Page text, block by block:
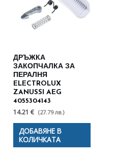
ДРЪЖКА
ЗАКОПЧАЛКА ЗА
ПЕРАЛНЯ
ELECTROLUX
ZANUSSI AEG
4055304143
14.21 € (27.79 лв.)
ДОБАВЯНЕ В
КОЛИЧКАТА